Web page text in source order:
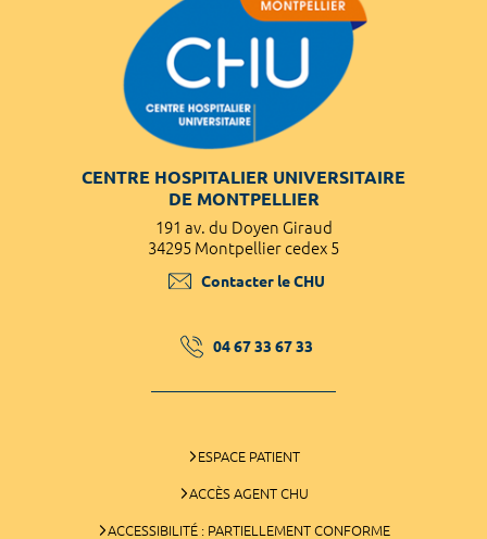
CENTRE HOSPITALIER UNIVERSITAIRE
DE MONTPELLIER
191 av. du Doyen Giraud
34295 Montpellier cedex 5
Contacter le CHU
04 67 33 67 33
ESPACE PATIENT
ACCÈS AGENT CHU
ACCESSIBILITÉ : PARTIELLEMENT CONFORME